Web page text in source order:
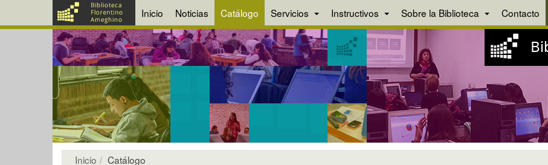
Inicio Noticias Catálogo Servicios Instructivos Sobre la Biblioteca Contacto
Inicio Catálogo